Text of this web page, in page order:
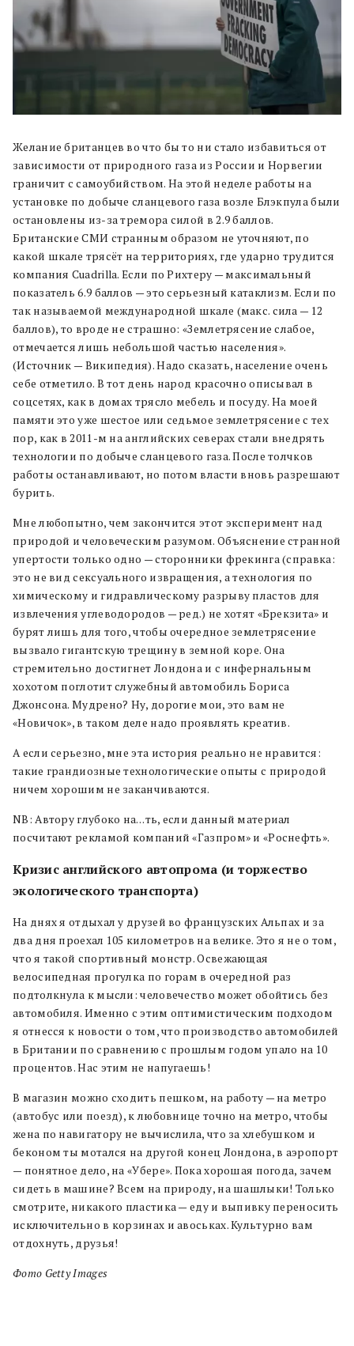
Желание британцев во что бы то ни стало избавиться от
зависимости от природного газа из России и Норвегии
граничит с самоубийством. На этой неделе работы на
установке по добыче сланцевого газа возле Блэкпула были
остановлены из-за тремора силой в 2.9 баллов.
Британские СМИ странным образом не уточняют, по
какой шкале трясёт на территориях, где ударно трудится
компания Cuadrilla. Если по Рихтеру — максимальный
показатель 6.9 баллов — это серьезный катаклизм. Если по
так называемой международной шкале (макс. сила — 12
баллов), то вроде не страшно: «Землетрясениe слабое,
отмечается лишь небольшой частью населения».
(Источник — Википедия). Надо сказать, население очень
себе отметило. В тот день народ красочно описывал в
соцсетях, как в домах трясло мебель и посуду. На моей
памяти это уже шестое или седьмое землетрясение с тех
пор, как в 2011-м на английских северах стали внедрять
технологии по добыче сланцевого газа. После толчков
работы останавливают, но потом власти вновь разрешают
бурить.
Мне любопытно, чем закончится этот эксперимент над
природой и человеческим разумом. Объяснение странной
упертости только одно — сторонники фрекинга (справка:
это не вид сексуального извращения, а технология по
химическому и гидравлическому разрыву пластов для
извлечения углеводородов — ред.) не хотят «Брекзита» и
бурят лишь для того, чтобы очередное землетрясение
вызвало гигантскую трещину в земной коре. Она
стремительно достигнет Лондона и с инфернальным
хохотом поглотит служебный автомобиль Бориса
Джонсона. Мудрено? Ну, дорогие мои, это вам не
«Новичок», в таком деле надо проявлять креатив.
А если серьезно, мне эта история реально не нравится:
такие грандиозные технологические опыты с природой
ничем хорошим не заканчиваются.
NB: Автору глубоко на…ть, если данный материал
посчитают рекламой компаний «Газпром» и «Роснефть».
Кризис английского автопрома (и торжество
экологического транспорта)
На днях я отдыхал у друзей во французских Альпах и за
два дня проехал 105 километров на велике. Это я не о том,
что я такой спортивный монстр. Освежающая
велосипедная прогулка по горам в очередной раз
подтолкнула к мысли: человечество может обойтись без
автомобиля. Именно с этим оптимистическим подходом
я отнесся к новости о том, что производство автомобилей
в Британии по сравнению с прошлым годом упало на 10
процентов. Нас этим не напугаешь!
В магазин можно сходить пешком, на работу — на метро
(автобус или поезд), к любовнице точно на метро, чтобы
жена по навигатору не вычислила, что за хлебушком и
беконом ты мотался на другой конец Лондона, в аэропорт
— понятное дело, на «Убере». Пока хорошая погода, зачем
сидеть в машине? Всем на природу, на шашлыки! Только
смотрите, никакого пластика — еду и выпивку переносить
исключительно в корзинах и авоськах. Культурно вам
отдохнуть, друзья!
Фото Getty Images